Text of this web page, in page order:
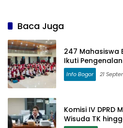
Baca Juga
247 Mahasiswa
Ikuti
Info Bogor 21
Komisi IV DPRD
Wisuda TK